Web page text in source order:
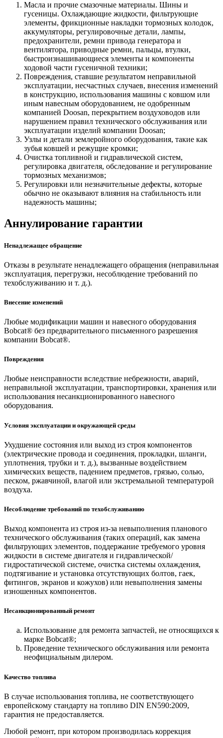
Масла и прочие смазочные материалы. Шины и
гусеницы. Охлаждающие жидкости, фильтрующие
элементы, фрикционные накладки тормозных колодок,
аккумуляторы, регулировочные детали, лампы,
предохранители, ремни привода генератора и
вентилятора, приводные ремни, пальцы, втулки,
быстроизнашивающиеся элементы и компоненты
ходовой части гусеничной техники;
Повреждения, ставшие результатом неправильной
эксплуатации, несчастных случаев, внесения изменений
в конструкцию, использования машины с ковшом или
иным навесным оборудованием, не одобренным
компанией Doosan, перекрытием воздуховодов или
нарушением правил технического обслуживания или
эксплуатации изделий компании Doosan;
Узлы и детали землеройного оборудования, такие как
зубья ковшей и режущие кромки;
Очистка топливной и гидравлической систем,
регулировка двигателя, обследование и регулирование
тормозных механизмов;
Регулировки или незначительные дефекты, которые
обычно не оказывают влияния на стабильность или
надежность машины;
Аннулирование гарантии
Ненадлежащее обращение
Отказы в результате ненадлежащего обращения (неправильная
эксплуатация, перегрузки, несоблюдение требований по
техобслуживанию и т. д.).
Внесение изменений
Любые модификации машин и навесного оборудования
Bobcat® без предварительного письменного разрешения
компании Bobcat®.
Повреждения
Любые неисправности вследствие небрежности, аварий,
неправильной эксплуатации, транспортировки, хранения или
использования несанкционированного навесного
оборудования.
Условия эксплуатации и окружающей среды
Ухудшение состояния или выход из строя компонентов
(электрические провода и соединения, прокладки, шланги,
уплотнения, трубки и т. д.), вызванные воздействием
химических веществ, падением предметов, грязью, солью,
песком, ржавчиной, влагой или экстремальной температурой
воздуха.
Несоблюдение требований по техобслуживанию
Выход компонента из строя из-за невыполнения планового
технического обслуживания (таких операций, как замена
фильтрующих элементов, поддержание требуемого уровня
жидкости в системе двигателя и гидравлической/
гидростатической системе, очистка системы охлаждения,
подтягивание и установка отсутствующих болтов, гаек,
фитингов, экранов и кожухов) или невыполнения замены
изношенных компонентов.
Несанкционированный ремонт
Использование для ремонта запчастей, не относящихся к
марке Bobcat®;
Проведение технического обслуживания или ремонта
неофициальным дилером.
Качество топлива
В случае использования топлива, не соответствующего
европейскому стандарту на топливо DIN EN590:2009,
гарантия не предоставляется.
Любой ремонт, при котором производилась коррекция